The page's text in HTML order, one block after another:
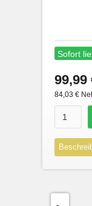
Sofort
99,99
84,03 €